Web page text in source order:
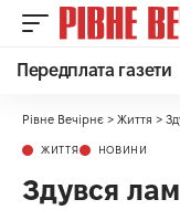
Передплата газети
Рівне Вечірнє > Життя >
ЖИТТЯ НОВИНИ
Здувся